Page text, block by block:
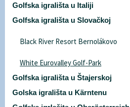
Golfska igrališta u Italiji
Golfska igrališta u Slovačkoj
Black River Resort Bernolákovo
White Eurovalley Golf-Park
Golfska igrališta u Štajerskoj
Golska igrališta u Kärntenu